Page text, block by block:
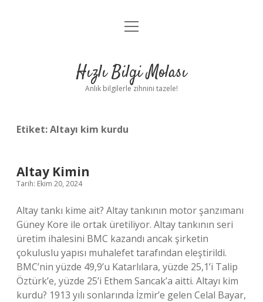
Anasayfa
Yasal Uyarı
menüyü
Hızlı Bilgi Molası
Anlık bilgilerle zihnini tazele!
Etiket:Altayı kim kurdu
Altay Kimin
Tarih: Ekim 20, 2024
Altay tankı kime ait? Altay tankının motor şanzımanı
Güney Kore ile ortak üretiliyor. Altay tankının seri
üretim ihalesini BMC kazandı ancak şirketin
çokuluslu yapısı muhalefet tarafından eleştirildi.
BMC’nin yüzde 49,9’u Katarlılara, yüzde 25,1’i Talip
Öztürk’e, yüzde 25’i Ethem Sancak’a aitti. Altayı kim
kurdu? 1913 yılı sonlarında İzmir’e gelen Celal Bayar,